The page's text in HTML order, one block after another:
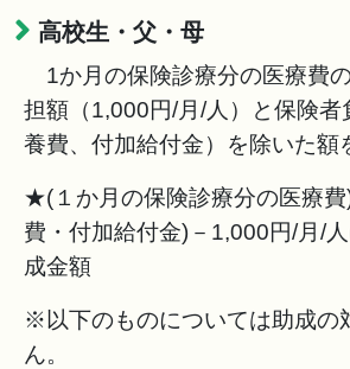
高校生・父・母
1か月の保険診療分の医療費
担額（1,000円/月/人）と保険者
養費、付加給付金）を除いた額
★(１か月の保険診療分の医療費
費・付加給付金)－1,000円/月/
成金額
※以下のものについては助成の
ん。